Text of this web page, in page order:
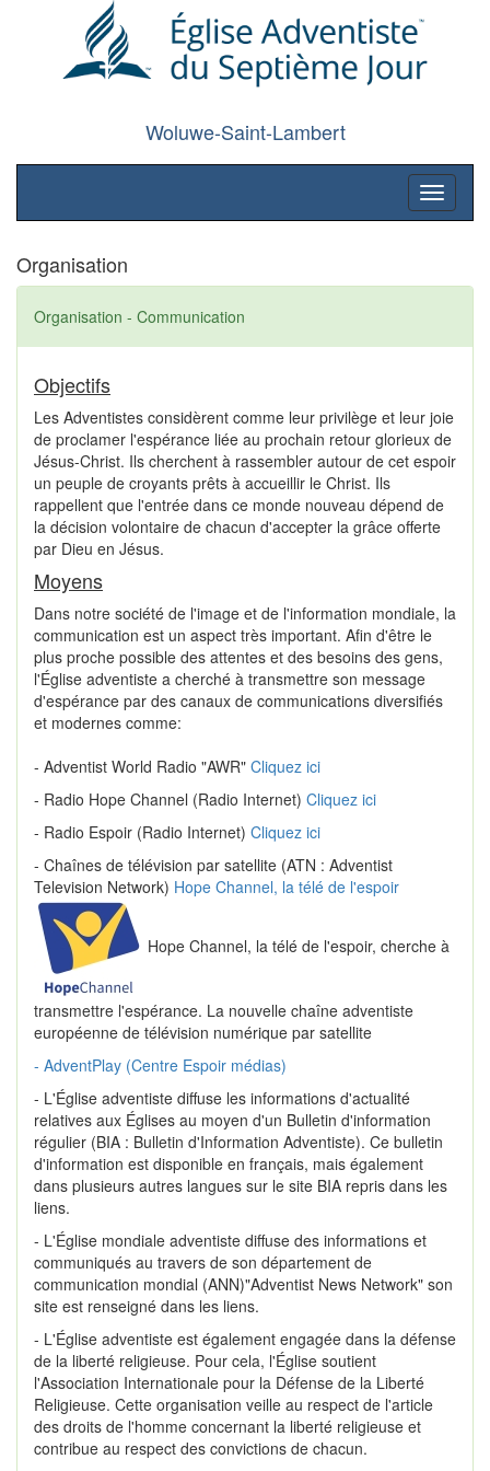
Woluwe-Saint-Lambert
Toggle
Organisation
Organisation - Communication
Objectifs
Les Adventistes considèrent comme leur privilège et leur joie
de proclamer l'espérance liée au prochain retour glorieux de
Jésus-Christ. Ils cherchent à rassembler autour de cet espoir
un peuple de croyants prêts à accueillir le Christ. Ils
rappellent que l'entrée dans ce monde nouveau dépend de
la décision volontaire de chacun d'accepter la grâce offerte
par Dieu en Jésus.
Moyens
Dans notre société de l'image et de l'information mondiale, la
communication est un aspect très important. Afin d'être le
plus proche possible des attentes et des besoins des gens,
l'Église adventiste a cherché à transmettre son message
d'espérance par des canaux de communications diversifiés
et modernes comme:
- Adventist World Radio "AWR" Cliquez ici
- Radio Hope Channel (Radio Internet) Cliquez ici
- Radio Espoir (Radio Internet) Cliquez ici
- Chaînes de télévision par satellite (ATN : Adventist
Television Network) Hope Channel, la télé de l'espoir
Hope Channel, la télé de l'espoir, cherche à
transmettre l'espérance. La nouvelle chaîne adventiste
européenne de télévision numérique par satellite
- AdventPlay (Centre Espoir médias)
- L'Église adventiste diffuse les informations d'actualité
relatives aux Églises au moyen d'un Bulletin d'information
régulier (BIA : Bulletin d'Information Adventiste). Ce bulletin
d'information est disponible en français, mais également
dans plusieurs autres langues sur le site BIA repris dans les
liens.
- L'Église mondiale adventiste diffuse des informations et
communiqués au travers de son département de
communication mondial (ANN)"Adventist News Network" son
site est renseigné dans les liens.
- L'Église adventiste est également engagée dans la défense
de la liberté religieuse. Pour cela, l'Église soutient
l'Association Internationale pour la Défense de la Liberté
Religieuse. Cette organisation veille au respect de l'article
des droits de l'homme concernant la liberté religieuse et
contribue au respect des convictions de chacun.